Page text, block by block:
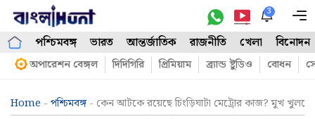
Skip
content
3
পশ্চিমবঙ্গ ভারত আন্তর্জাতিক রাজনীতি খেলা বিনোদন
অপারেশন বেঙ্গল দিদিগিরি প্রিমিয়াম ব্র্যান্ড ষ্টুডিও বোধন
Home - পশ্চিমবঙ্গ- কেন আটকে রয়েছে চিংড়িঘাটা মেট্রোর কাজ? মুখ